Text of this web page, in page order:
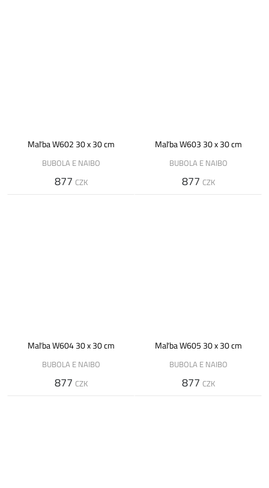
Maľba W602 30 x 30 cm
BUBOLA E NAIBO
877 CZK
Maľba W603 30 x 30 cm
BUBOLA E NAIBO
877 CZK
Maľba W604 30 x 30 cm
BUBOLA E NAIBO
877 CZK
Maľba W605 30 x 30 cm
BUBOLA E NAIBO
877 CZK